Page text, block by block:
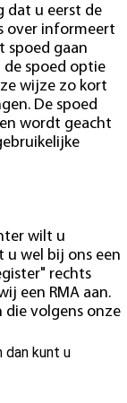
dat u eerst de
over informeert
spoed gaan
de spoed optie
wijze zo kort
De spoed
wordt geacht
wilt u
u wel bij ons een
rechts
een RMA aan.
volgens onze
dan kunt u